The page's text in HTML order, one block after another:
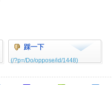
踩一下
(/?p=/Do/oppose/id/1448)